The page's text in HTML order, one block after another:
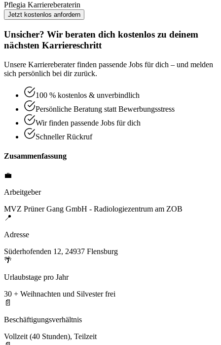
Pflegia Karriereberaterin
Jetzt kostenlos anfordern
Unsicher? Wir beraten dich kostenlos zu deinem
nächsten Karriereschritt
Unsere Karriereberater finden passende Jobs für dich – und melden
sich persönlich bei dir zurück.
100 % kostenlos & unverbindlich
Persönliche Beratung statt Bewerbungsstress
Wir finden passende Jobs für dich
Schneller Rückruf
Zusammenfassung
💼
Arbeitgeber
MVZ Prüner Gang GmbH - Radiologiezentrum am ZOB
📍
Adresse
Süderhofenden 12, 24937 Flensburg
🌴
Urlaubstage pro Jahr
30 + Weihnachten und Silvester frei
📄
Beschäftigungsverhältnis
Vollzeit (40 Stunden), Teilzeit